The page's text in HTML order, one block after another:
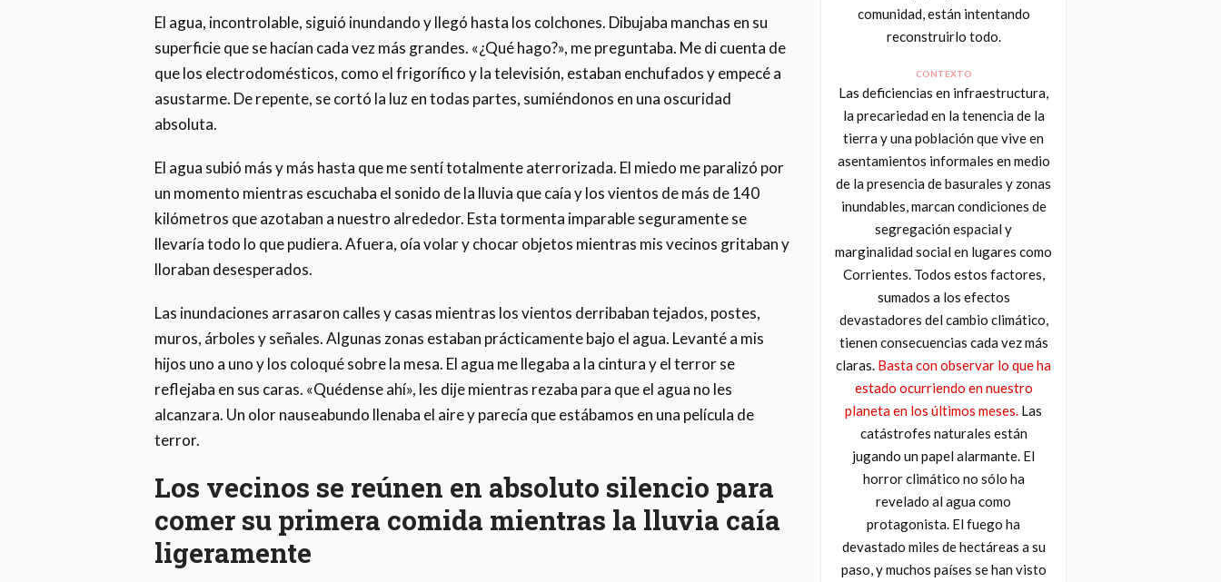
comunidad, están intentando
reconstruirlo todo.
CONTEXTO
Las deficiencias en infraestructura,
la precariedad en la tenencia de la
tierra y una población que vive en
asentamientos informales en medio
de la presencia de basurales y zonas
inundables, marcan condiciones de
segregación espacial y
marginalidad social en lugares como
Corrientes. Todos estos factores,
sumados a los efectos
devastadores del cambio climático,
tienen consecuencias cada vez más
claras. Basta con observar lo que ha
estado ocurriendo en nuestro
planeta en los últimos meses. Las
catástrofes naturales están
jugando un papel alarmante. El
horror climático no sólo ha
revelado al agua como
protagonista. El fuego ha
devastado miles de hectáreas a su
paso, y muchos países se han visto
El agua, incontrolable, siguió inundando y llegó hasta los colchones. Dibujaba manchas en su
superficie que se hacían cada vez más grandes. «¿Qué hago?», me preguntaba. Me di cuenta de
que los electrodomésticos, como el frigorífico y la televisión, estaban enchufados y empecé a
asustarme. De repente, se cortó la luz en todas partes, sumiéndonos en una oscuridad
absoluta.
El agua subió más y más hasta que me sentí totalmente aterrorizada. El miedo me paralizó por
un momento mientras escuchaba el sonido de la lluvia que caía y los vientos de más de 140
kilómetros que azotaban a nuestro alrededor. Esta tormenta imparable seguramente se
llevaría todo lo que pudiera. Afuera, oía volar y chocar objetos mientras mis vecinos gritaban y
lloraban desesperados.
Las inundaciones arrasaron calles y casas mientras los vientos derribaban tejados, postes,
muros, árboles y señales. Algunas zonas estaban prácticamente bajo el agua. Levanté a mis
hijos uno a uno y los coloqué sobre la mesa. El agua me llegaba a la cintura y el terror se
reflejaba en sus caras. «Quédense ahí», les dije mientras rezaba para que el agua no les
alcanzara. Un olor nauseabundo llenaba el aire y parecía que estábamos en una película de
terror.
Los vecinos se reúnen en absoluto silencio para
comer su primera comida mientras la lluvia caía
ligeramente